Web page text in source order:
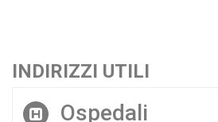
INDIRIZZI UTILI
Ospedali